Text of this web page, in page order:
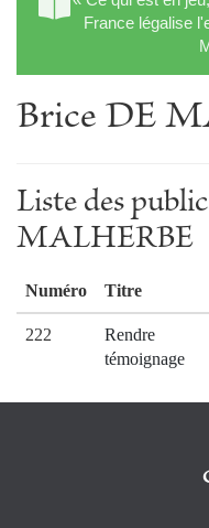
France légalise
Brice DE
Liste des
MALHERBE
Numéro Titre
222
Rendre
témoignage